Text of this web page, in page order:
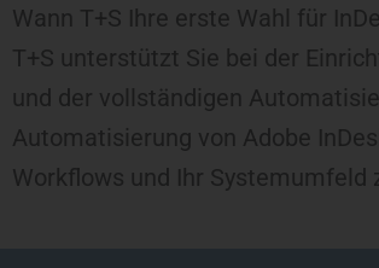
Wann T+S Ihre erste Wahl für
T+S unterstützt Sie bei der
und der vollständigen
Automatisierung von Adobe
Workflows und Ihr Systemumfeld